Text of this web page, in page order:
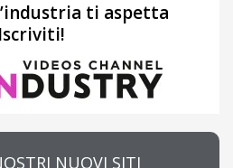
ti aspetta
Iscriviti!
NUOVI SITI